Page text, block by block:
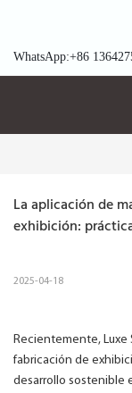
WhatsApp:+86
La aplicación de
exhibición:
2025-04-18
Recientemente,
fabricación de
desarrollo sostenible